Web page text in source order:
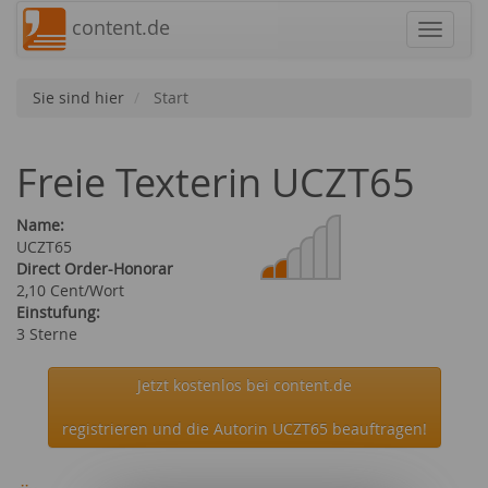
content.de
Sie sind hier Start
Freie Texterin UCZT65
Name:
UCZT65
Direct Order-Honorar
2,10 Cent/Wort
Einstufung:
3 Sterne
Jetzt kostenlos bei content.de
registrieren und die Autorin UCZT65 beauftragen!